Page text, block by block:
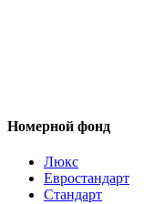
Номерной фонд
Люкс
Евростандарт
Стандарт